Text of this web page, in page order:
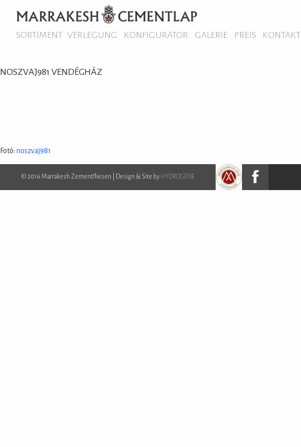
SORTIMENT VERLEGUNG KONFIGURATOR GALERIE PREIS KONTAKT
NOSZVAJ981 VENDÉGHÁZ
Fotó: noszvaj981
© 2016 Marrakesh Zementfliesen | Design & Site by HYDROGENE